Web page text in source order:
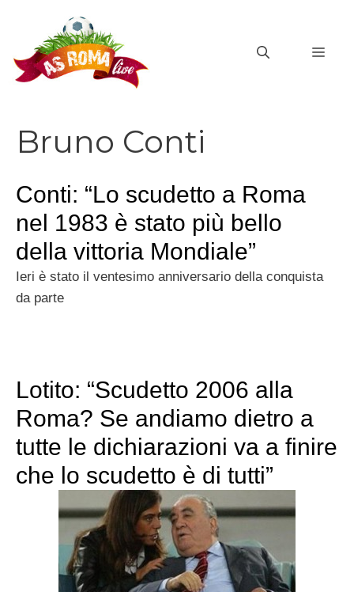
contenuto
Bruno Conti
Conti: “Lo scudetto a Roma
nel 1983 è stato più bello
della vittoria Mondiale”
Ieri è stato il ventesimo anniversario della conquista
da parte
Lotito: “Scudetto 2006 alla
Roma? Se andiamo dietro a
tutte le dichiarazioni va a finire
che lo scudetto è di tutti”